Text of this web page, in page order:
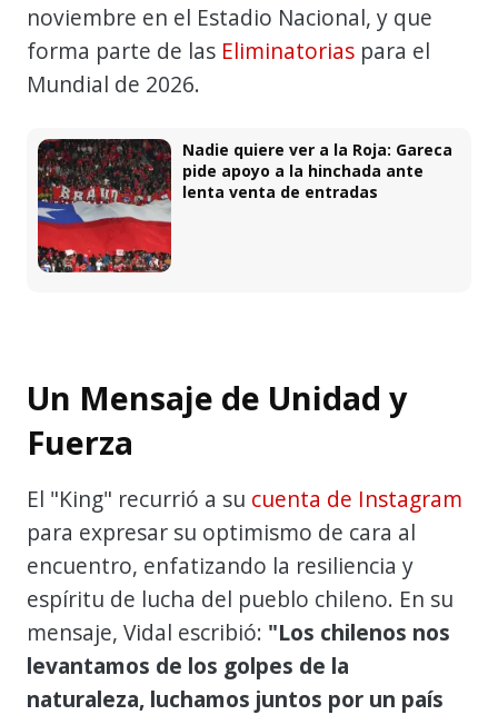
noviembre en el Estadio Nacional, y que
forma parte de las Eliminatorias para el
Mundial de 2026.
Nadie quiere ver a la Roja: Gareca
pide apoyo a la hinchada ante
lenta venta de entradas
Un Mensaje de Unidad y
Fuerza
El "King" recurrió a su cuenta de Instagram
para expresar su optimismo de cara al
encuentro, enfatizando la resiliencia y
espíritu de lucha del pueblo chileno. En su
mensaje, Vidal escribió: "Los chilenos nos
levantamos de los golpes de la
naturaleza, luchamos juntos por un país